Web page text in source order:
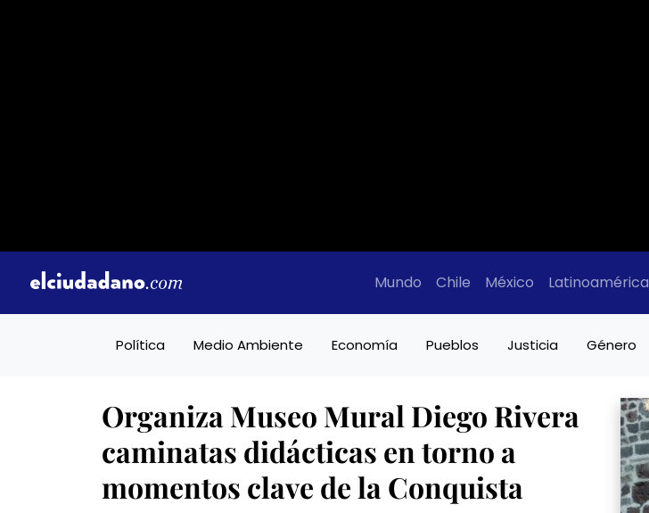
Mundo Chile México Latinoamérica
Política Medio Ambiente Economía Pueblos Justicia Género
Organiza Museo Mural Diego Rivera
caminatas didácticas en torno a
momentos clave de la Conquista